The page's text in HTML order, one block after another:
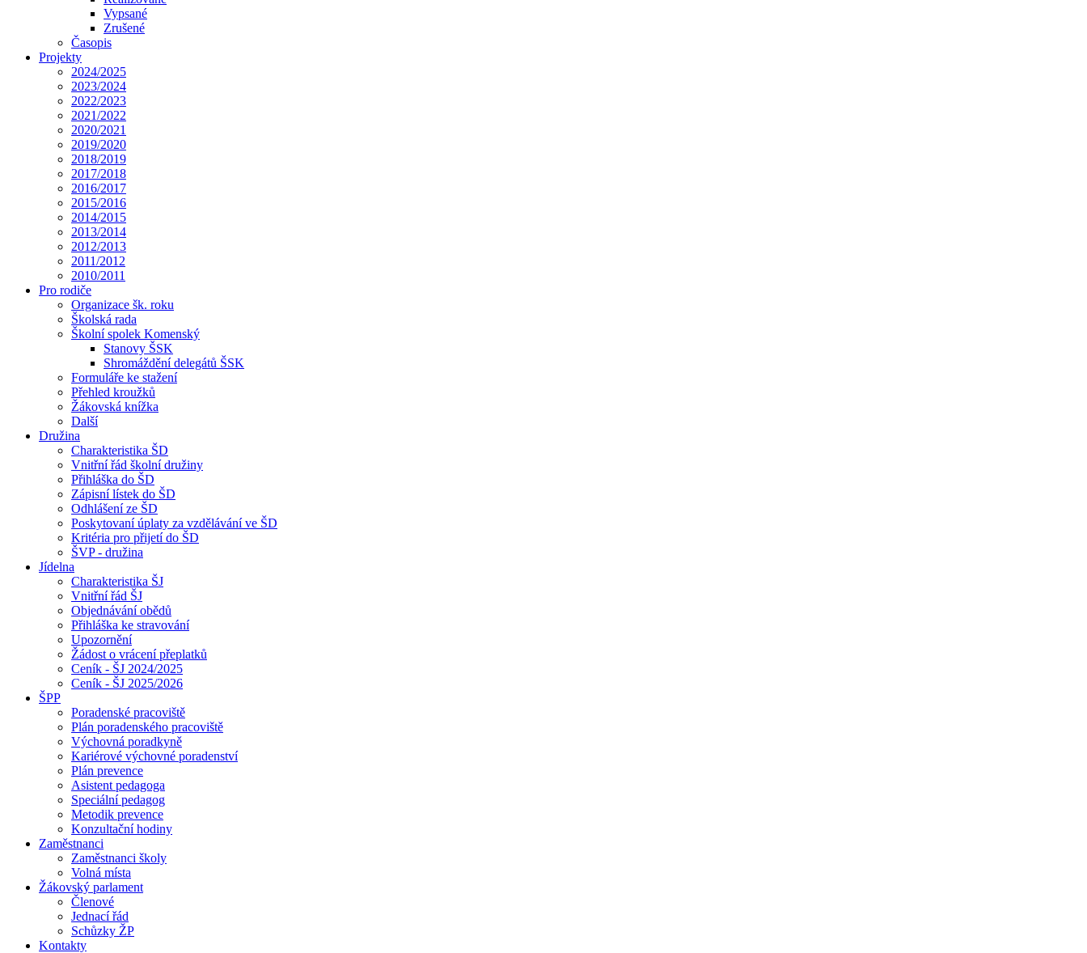
Vypsané
Zrušené
Časopis
Projekty
2024/2025
2023/2024
2022/2023
2021/2022
2020/2021
2019/2020
2018/2019
2017/2018
2016/2017
2015/2016
2014/2015
2013/2014
2012/2013
2011/2012
2010/2011
Pro rodiče
Organizace šk. roku
Školská rada
Školní spolek Komenský
Stanovy ŠSK
Shromáždění delegátů ŠSK
Formuláře ke stažení
Přehled kroužků
Žákovská knížka
Další
Družina
Charakteristika ŠD
Vnitřní řád školní družiny
Přihláška do ŠD
Zápisní lístek do ŠD
Odhlášení ze ŠD
Poskytovaní úplaty za vzdělávání ve ŠD
Kritéria pro přijetí do ŠD
ŠVP - družina
Jídelna
Charakteristika ŠJ
Vnitřní řád ŠJ
Objednávání obědů
Přihláška ke stravování
Upozornění
Žádost o vrácení přeplatků
Ceník - ŠJ 2024/2025
Ceník - ŠJ 2025/2026
ŠPP
Poradenské pracoviště
Plán poradenského pracoviště
Výchovná poradkyně
Kariérové výchovné poradenství
Plán prevence
Asistent pedagoga
Speciální pedagog
Metodik prevence
Konzultační hodiny
Zaměstnanci
Zaměstnanci školy
Volná místa
Žákovský parlament
Členové
Jednací řád
Schůzky ŽP
Kontakty